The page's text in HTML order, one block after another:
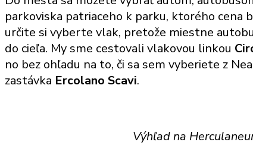
parkoviska patriaceho k parku, ktorého cena
určite si vyberte vlak, pretože miestne
do cieľa. My sme cestovali vlakovou linkou
no bez ohľadu na to, či sa sem vyberiete z
zastávka Ercolano Scavi.
Výhľad na